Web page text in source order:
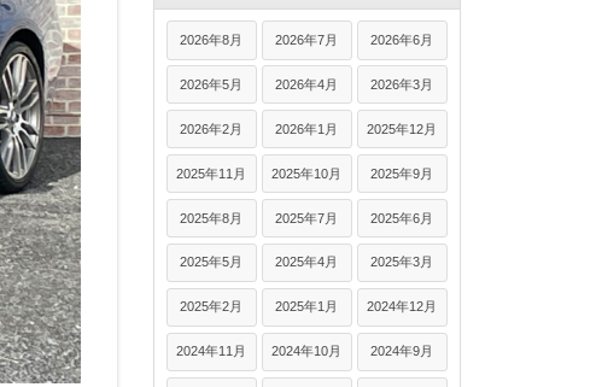
2026年8月 2026年7月 2026年6月
2026年5月 2026年4月 2026年3月
2026年2月 2026年1月 2025年12月
2025年11月 2025年10月 2025年9月
2025年8月 2025年7月 2025年6月
2025年5月 2025年4月 2025年3月
2025年2月 2025年1月 2024年12月
2024年11月 2024年10月 2024年9月